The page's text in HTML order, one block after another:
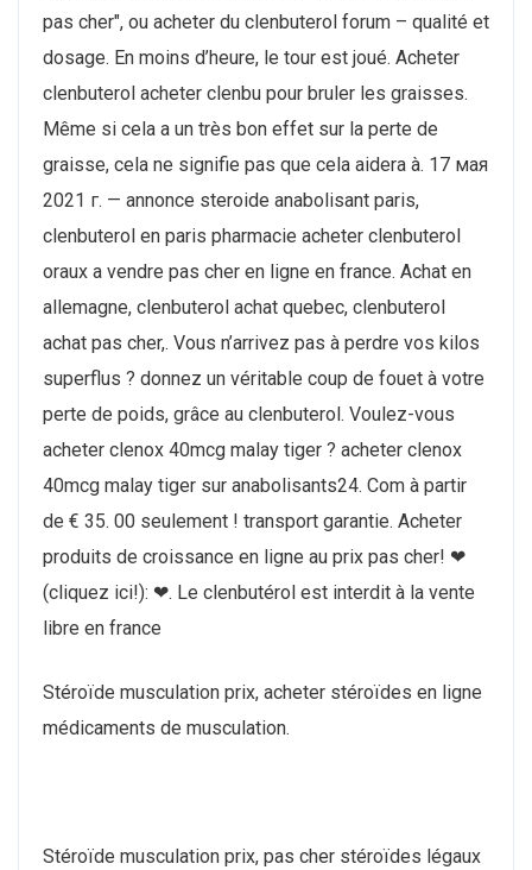
pas cher", ou acheter du clenbuterol forum – qualité et
dosage. En moins d’heure, le tour est joué. Acheter
clenbuterol acheter clenbu pour bruler les graisses.
Même si cela a un très bon effet sur la perte de
graisse, cela ne signifie pas que cela aidera à. 17 мая
2021 г. — annonce steroide anabolisant paris,
clenbuterol en paris pharmacie acheter clenbuterol
oraux a vendre pas cher en ligne en france. Achat en
allemagne, clenbuterol achat quebec, clenbuterol
achat pas cher,. Vous n’arrivez pas à perdre vos kilos
superflus ? donnez un véritable coup de fouet à votre
perte de poids, grâce au clenbuterol. Voulez-vous
acheter clenox 40mcg malay tiger ? acheter clenox
40mcg malay tiger sur anabolisants24. Com à partir
de € 35. 00 seulement ! transport garantie. Acheter
produits de croissance en ligne au prix pas cher! ❤
(cliquez ici!): ❤. Le clenbutérol est interdit à la vente
libre en france
Stéroïde musculation prix, acheter stéroïdes en ligne
médicaments de musculation.
Stéroïde musculation prix, pas cher stéroïdes légaux